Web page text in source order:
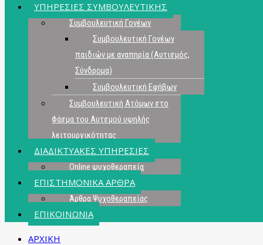
ΥΠΗΡΕΣΙΕΣ ΣΥΜΒΟΥΛΕΥΤΙΚΗΣ
Συμβουλευτική Γονέων
Συμβουλευτική Γονέων
παιδιών με αναπηρία (Αυτισμός,
Σύνδρομα)
Συμβουλευτική Εφήβων
Συμβουλευτική Ατόμων στο
Φάσμα του Αυτσμού υψηλής
λειτουργικότητας
ΔΙΑΔΙΚΤΥΑΚΕΣ ΥΠΗΡΕΣΙΕΣ
Online ψυχοθεραπεία
ΕΠΙΣΤΗΜΟΝΙΚΑ ΑΡΘΡΑ
Άρθρα Ψυχοθεραπείας
ΕΠΙΚΟΙΝΩΝΙΑ
ΑΡΧΙΚΗ